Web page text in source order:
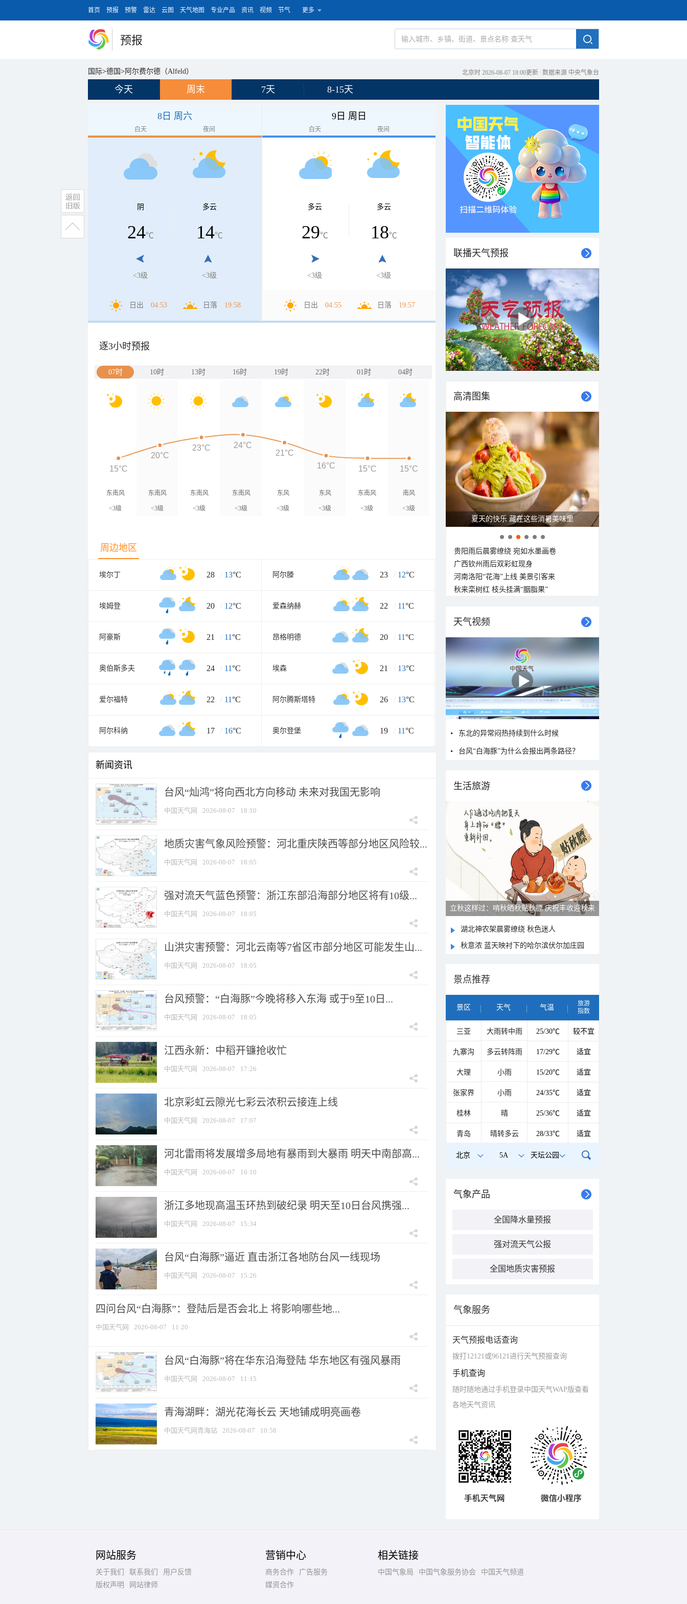
首页 预报 预警 雷达 云图 天气地图 专业产品 资讯 视频 节气 更多
预报
国际>德国 > 阿尔费尔德（Alfeld） 北京时 2026-08-07 18:00更新 数据来源 中央气象台
今天 周末 7天 8-15天
8日 周六
白天 夜间
阴
24℃
<3级
多云
14℃
<3级
日出 04:53 日落 19:58
9日 周日
白天 夜间
多云
29℃
<3级
多云
18℃
<3级
日出 04:55 日落 19:57
逐3小时预报
07时 10时 13时 16时 19时 22时 01时 04时
东南风
<3级
东南风
<3级
东南风
<3级
东南风
<3级
东风
<3级
东风
<3级
东南风
<3级
南风
<3级
15°C
20°C
23°C 24°C
21°C
16°C
15°C 15°C
周边地区
埃尔丁 28 / 13°C 阿尔滕 23 / 12°C
埃姆登 20 / 12°C 爱森纳赫 22 / 11°C
阿豪斯 21 / 11°C 昂格明德 20 / 11°C
奥伯斯多夫 24 / 11°C 埃森 21 / 13°C
爱尔福特 22 / 11°C 阿尔腾斯塔特 26 / 13°C
阿尔科纳 17 / 16°C 奥尔登堡 19 / 11°C
新闻资讯
台风“灿鸿”将向西北方向移动 未来对我国无影响
中国天气网 2026-08-07 18:10
地质灾害气象风险预警：河北重庆陕西等部分地区风险较...
中国天气网 2026-08-07 18:05
强对流天气蓝色预警：浙江东部沿海部分地区将有10级...
中国天气网 2026-08-07 18:05
山洪灾害预警：河北云南等7省区市部分地区可能发生山...
中国天气网 2026-08-07 18:05
台风预警：“白海豚”今晚将移入东海 或于9至10日...
中国天气网 2026-08-07 18:05
江西永新：中稻开镰抢收忙
中国天气网 2026-08-07 17:26
北京彩虹云隙光七彩云浓积云接连上线
中国天气网 2026-08-07 17:07
河北雷雨将发展增多局地有暴雨到大暴雨 明天中南部高...
中国天气网 2026-08-07 16:10
浙江多地现高温玉环热到破纪录 明天至10日台风携强...
中国天气网 2026-08-07 15:34
台风“白海豚”逼近 直击浙江各地防台风一线现场
中国天气网 2026-08-07 15:26
四问台风“白海豚”：登陆后是否会北上 将影响哪些地...
中国天气网 2026-08-07 11:20
台风“白海豚”将在华东沿海登陆 华东地区有强风暴雨
中国天气网 2026-08-07 11:15
青海湖畔：湖光花海长云 天地铺成明亮画卷
中国天气网青海站 2026-08-07 10:58
联播天气预报
高清图集
广西南宁：盛夏里的“绿野仙踪”
贵阳雨后晨雾缭绕 宛如水墨画卷
广西钦州雨后双彩虹现身
河南洛阳“花海”上线 美景引客来
秋来栾树红 枝头挂满“胭脂果”
天气视频
东北的异常闷热持续到什么时候
台风“白海豚”为什么会报出两条路径？
生活旅游
雨后峨眉沟壑尽显 金顶显真容
湖北神农架晨雾缭绕 秋色迷人
秋意浓 蓝天映衬下的哈尔滨伏尔加庄园
景点推荐
景区 天气 气温
旅游
指数
三亚 大雨转中雨 25/30℃ 较不宜
九寨沟 多云转阵雨 17/29℃ 适宜
大理 小雨 15/20℃ 适宜
张家界 小雨 24/35℃ 适宜
桂林 晴 25/36℃ 适宜
青岛 晴转多云 28/33℃ 适宜
北京 5A 天坛公园
气象产品
全国降水量预报
强对流天气公报
全国地质灾害预报
气象服务
天气预报电话查询
拨打12121或96121进行天气预报查询
手机查询
随时随地通过手机登录中国天气WAP版查看
各地天气资讯
网站服务
关于我们 联系我们
用户反馈
版权声明
网站律师
营销中心
商务合作
广告服务
媒资合作
相关链接
中国气象局 中国气象服务协会 中国天气频道